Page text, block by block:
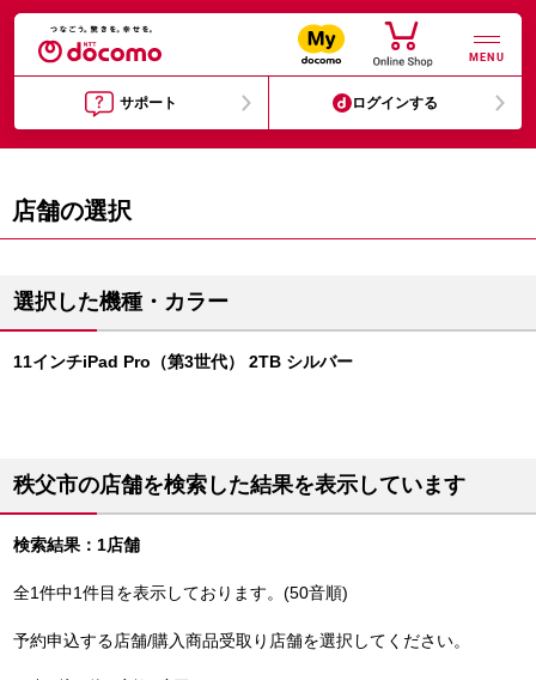
MENU
サポート ログインする
店舗の選択
選択した機種・カラー
11インチiPad Pro（第3世代） 2TB シルバー
秩父市の店舗を検索した結果を表示しています
検索結果：1店舗
全1件中1件目を表示しております。(50音順)
予約申込する店舗/購入商品受取り店舗を選択してください。